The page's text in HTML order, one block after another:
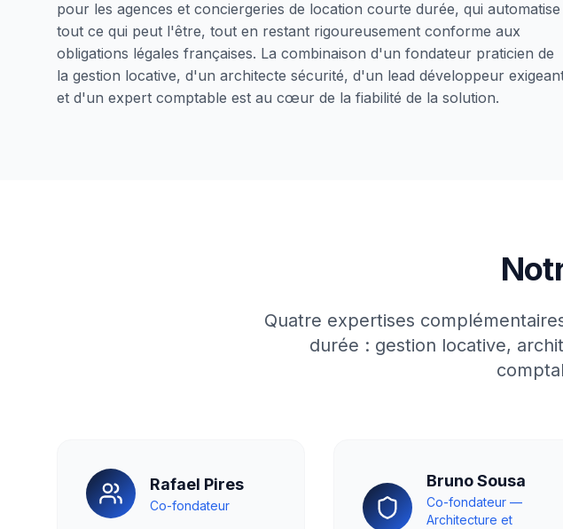
pour les agences et conciergeries de location courte durée, qui automatise
tout ce qui peut l'être, tout en restant rigoureusement conforme aux
obligations légales françaises. La combinaison d'un fondateur praticien de
la gestion locative, d'un architecte sécurité, d'un lead développeur
et d'un expert comptable est au cœur de la fiabilité de la solution.
Quatre expertises
durée : gestion locative,
Rafael Pires
Co-fondateur
Bruno Sousa
Co-fondateur —
Architecture et